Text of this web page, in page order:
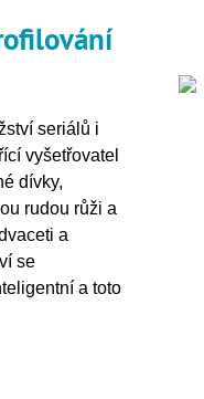
seriálů i
vyšetřovatel
dívky,
rudou růži a
a
se
a toto